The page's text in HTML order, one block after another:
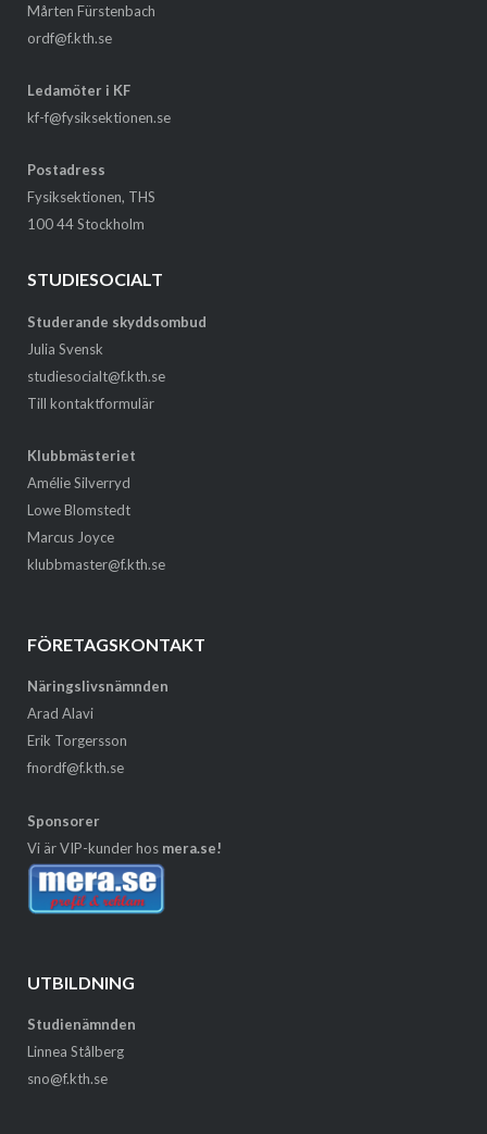
Mårten Fürstenbach
ordf@f.kth.se
Ledamöter i KF
kf-f@fysiksektionen.se
Postadress
Fysiksektionen, THS
100 44 Stockholm
STUDIESOCIALT
Studerande skyddsombud
Julia Svensk
studiesocialt@f.kth.se
Till kontaktformulär
Klubbmästeriet
Amélie Silverryd
Lowe Blomstedt
Marcus Joyce
klubbmaster@f.kth.se
FÖRETAGSKONTAKT
Näringslivsnämnden
Arad Alavi
Erik Torgersson
fnordf@f.kth.se
Sponsorer
Vi är VIP-kunder hos mera.se!
UTBILDNING
Studienämnden
Linnea Stålberg
sno@f.kth.se